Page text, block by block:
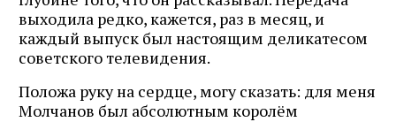
выходила редко, кажется, раз в месяц, и
каждый выпуск был настоящим деликатесом
советского телевидения.
Положа руку на сердце, могу сказать: для меня
Молчанов был абсолютным королём